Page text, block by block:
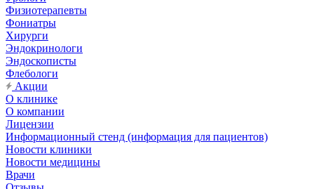
Физиотерапевты
Фониатры
Хирурги
Эндокринологи
Эндоскописты
Флебологи
Акции
О клинике
О компании
Лицензии
Информационный стенд (информация для пациентов)
Новости клиники
Новости медицины
Врачи